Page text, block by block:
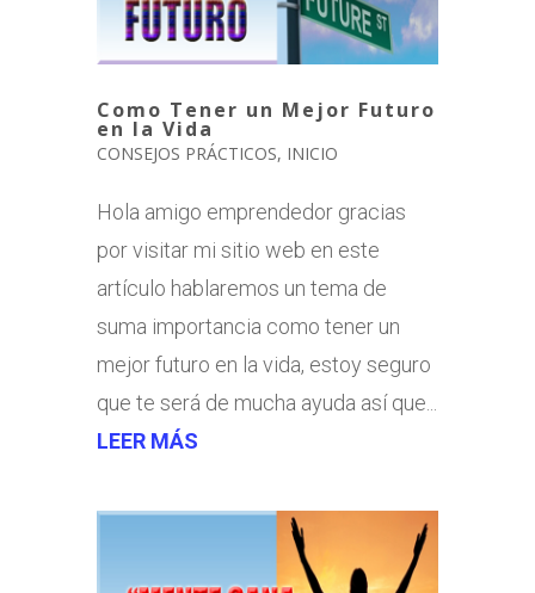
Como Tener un Mejor Futuro
en la Vida
CONSEJOS PRÁCTICOS, INICIO
Hola amigo emprendedor gracias
por visitar mi sitio web en este
artículo hablaremos un tema de
suma importancia como tener un
mejor futuro en la vida, estoy seguro
que te será de mucha ayuda así que...
LEER MÁS